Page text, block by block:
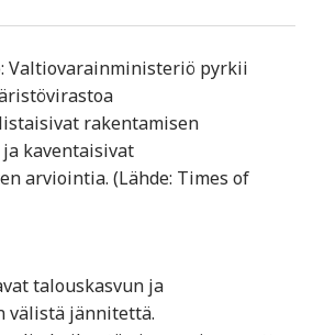
Valtiovarainministeriö pyrkii
rakentamisen
kaventaisivat
arviointia. (Lähde: Times of
talouskasvun ja
välistä jännitettä.